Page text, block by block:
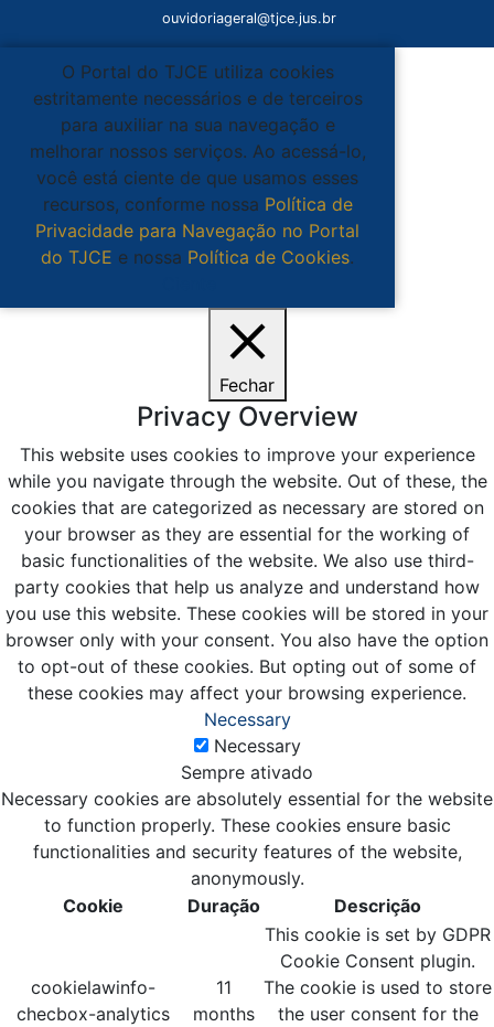
ouvidoriageral@tjce.jus.br
O Portal do TJCE utiliza cookies
estritamente necessários e de terceiros
para auxiliar na sua navegação e
melhorar nossos serviços. Ao acessá-lo,
você está ciente de que usamos esses
recursos, conforme nossa Política de
Privacidade para Navegação no Portal
do TJCE e nossa Política de Cookies.
Fechar
Privacy Overview
This website uses cookies to improve your experience
while you navigate through the website. Out of these, the
cookies that are categorized as necessary are stored on
your browser as they are essential for the working of
basic functionalities of the website. We also use third-
party cookies that help us analyze and understand how
you use this website. These cookies will be stored in your
browser only with your consent. You also have the option
to opt-out of these cookies. But opting out of some of
these cookies may affect your browsing experience.
Necessary
Necessary
Sempre ativado
Necessary cookies are absolutely essential for the website
to function properly. These cookies ensure basic
functionalities and security features of the website,
anonymously.
Cookie
Duração Descrição
cookielawinfo-
checbox-analytics
11
months
This cookie is set by GDPR
Cookie Consent plugin.
The cookie is used to store
the user consent for the